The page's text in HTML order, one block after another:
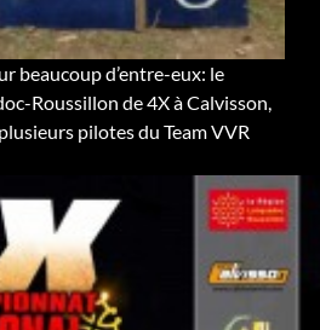
beaucoup d’entre-eux: le
Roussillon de 4X à Calvisson,
pilotes du Team VVR